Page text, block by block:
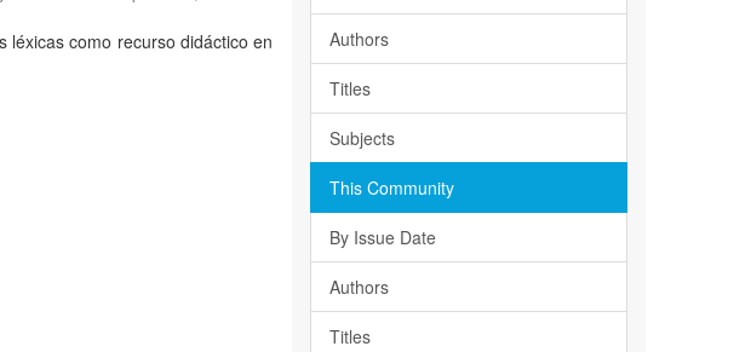
como recurso didáctico en
Authors
Titles
Subjects
This Community
By Issue Date
Authors
Titles